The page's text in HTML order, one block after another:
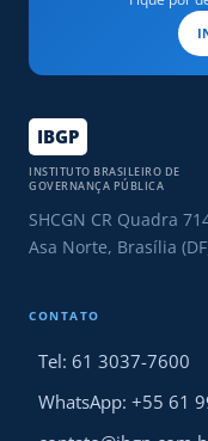
IBGP
INSTITUTO BRASILEIRO DE
GOVERNANÇA PÚBLICA
SHCGN CR Quadra
Asa Norte, Brasília
CONTATO
Tel: 61 3037-7600
WhatsApp: +55 61